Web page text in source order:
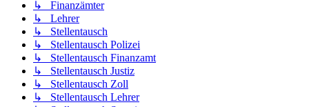
↳ Finanzämter
↳ Lehrer
↳ Stellentausch
↳ Stellentausch Polizei
↳ Stellentausch Finanzamt
↳ Stellentausch Justiz
↳ Stellentausch Zoll
↳ Stellentausch Lehrer